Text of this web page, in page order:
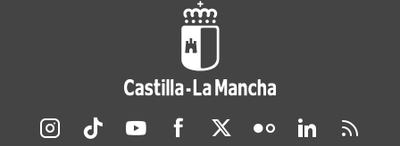
Redes sociales JCCM